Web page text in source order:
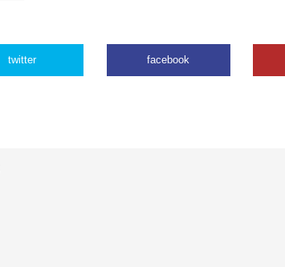
twitter facebook